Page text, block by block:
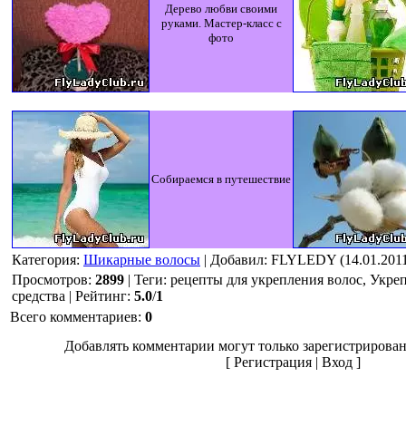
Дерево любви своими
руками. Мастер-класс с
фото
Собираемся в путешествие
Категория: Шикарные волосы | Добавил: FLYLEDY
Просмотров: 2899 | Теги: рецепты для укрепления волос,
средства | Рейтинг: 5.0/1
Всего комментариев: 0
Добавлять комментарии могут только
[ Регистрация| Вход]